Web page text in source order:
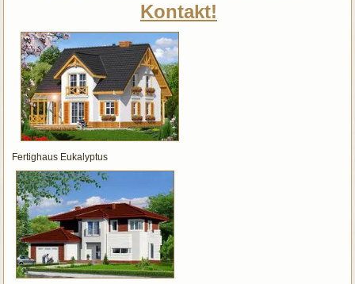
Kontakt!
Fertighaus Eukalyptus